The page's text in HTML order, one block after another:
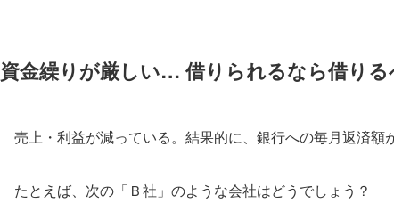
資金繰りが厳しい… 借りられるなら借りる
売上・利益が減っている。結果的に、銀行への毎月返済額
たとえば、次の「Ｂ社」のような会社はどうでしょう？